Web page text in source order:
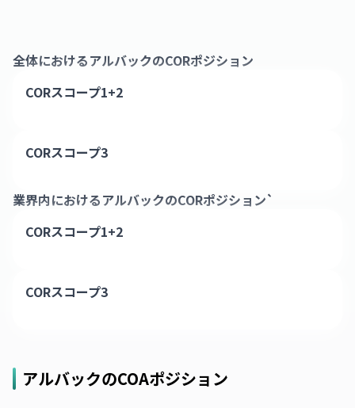
全体におけるアルバックのCORポジション
CORスコープ1+2
CORスコープ3
業界内におけるアルバックのCORポジション`
CORスコープ1+2
CORスコープ3
アルバックのCOAポジション